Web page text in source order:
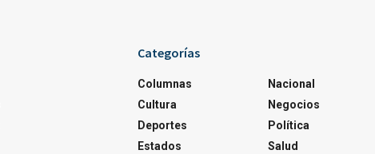
Categorías
Columnas
Cultura
Deportes
Estados
Nacional
Negocios
Política
Salud